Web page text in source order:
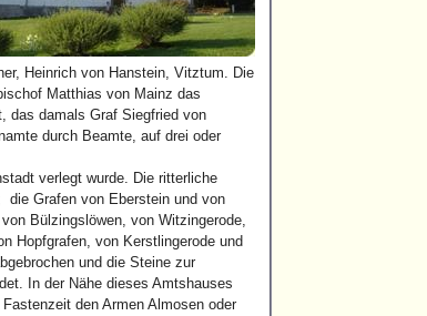
Heinrich von Hanstein, Vitztum. Die
Matthias von Mainz das
das damals Graf Siegfried von
durch Beamte, auf drei oder
verlegt wurde. Die ritterliche
die Grafen von Eberstein und von
Bülzingslöwen, von Witzingerode,
Hopfgrafen, von Kerstlingerode und
und die Steine zur
In der Nähe dieses Amtshauses
den Armen Almosen oder